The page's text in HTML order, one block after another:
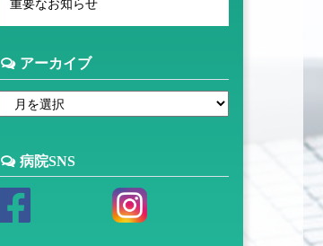
重要なお知らせ
アーカイブ
病院SNS